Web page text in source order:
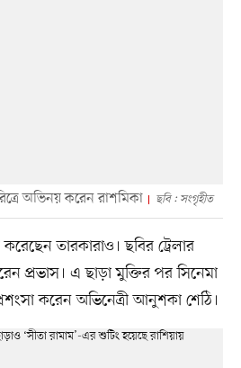
অভিনয় করেন রাশমিকা ছবি : সংগৃহীত
তারকারাও। ছবির ট্রেলার
প্রভাস। এ ছাড়া মুক্তির পর সিনেমা
করেন অভিনেত্রী আনুশকা শেঠি।